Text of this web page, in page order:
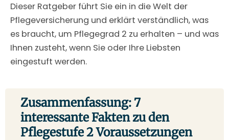
Dieser Ratgeber führt Sie ein in die Welt der
Pflegeversicherung und erklärt verständlich, was
es braucht, um Pflegegrad 2 zu erhalten – und was
Ihnen zusteht, wenn Sie oder Ihre Liebsten
eingestuft werden.
Zusammenfassung: 7
interessante Fakten zu den
Pflegestufe 2 Voraussetzungen